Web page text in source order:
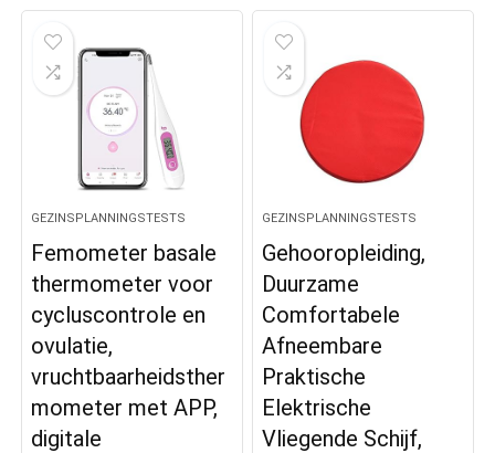
GEZINSPLANNINGSTESTS
Femometer basale
thermometer voor
cycluscontrole en
ovulatie,
vruchtbaarheidsther
mometer met APP,
digitale
GEZINSPLANNINGSTESTS
Gehooropleiding,
Duurzame
Comfortabele
Afneembare
Praktische
Elektrische
Vliegende Schijf,